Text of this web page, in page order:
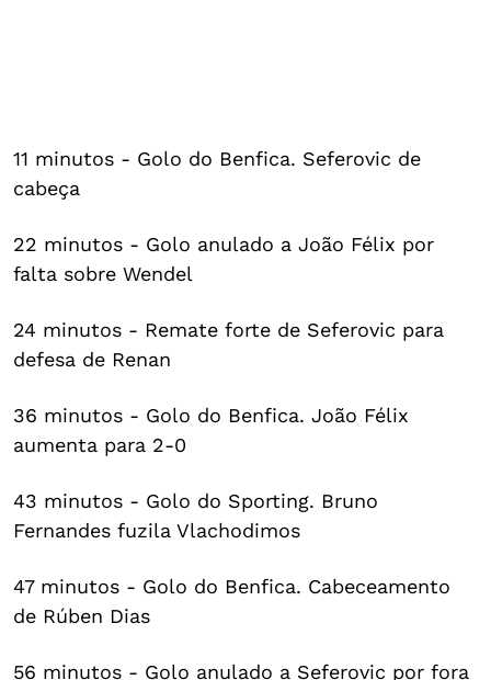
11 minutos - Golo do Benfica. Seferovic de
cabeça
22 minutos - Golo anulado a João Félix por
falta sobre Wendel
24 minutos - Remate forte de Seferovic para
defesa de Renan
36 minutos - Golo do Benfica. João Félix
aumenta para 2-0
43 minutos - Golo do Sporting. Bruno
Fernandes fuzila Vlachodimos
47 minutos - Golo do Benfica. Cabeceamento
de Rúben Dias
56 minutos - Golo anulado a Seferovic por fora